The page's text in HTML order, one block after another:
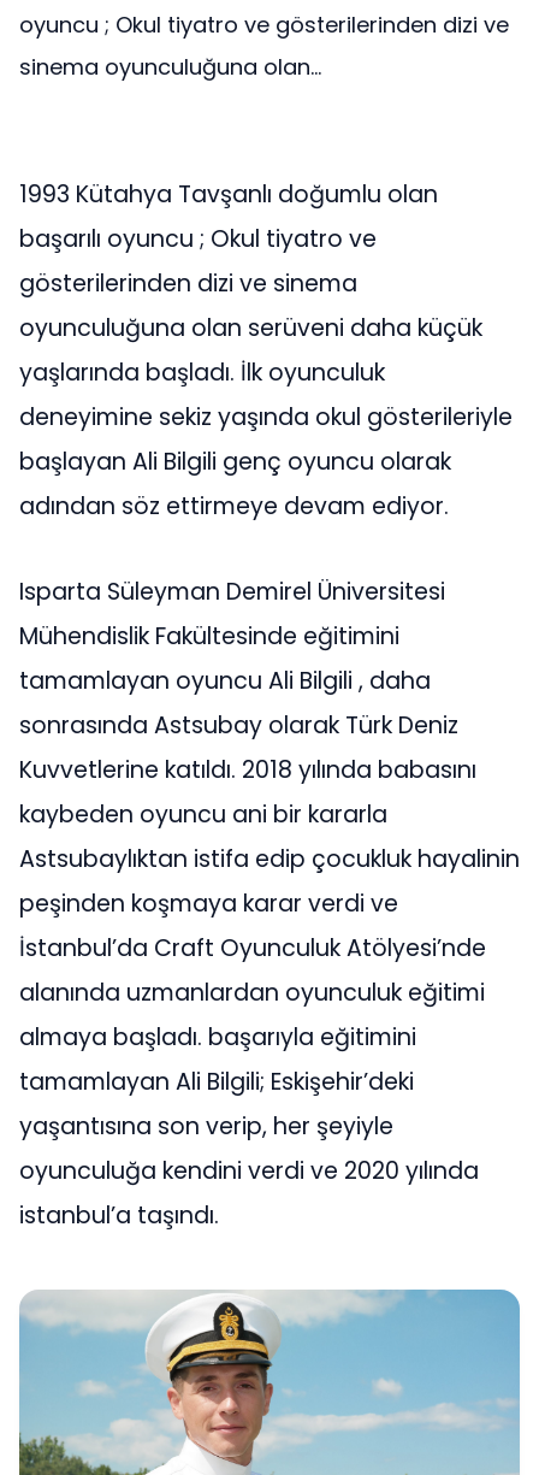
oyuncu ; Okul tiyatro ve gösterilerinden dizi ve
sinema oyunculuğuna olan...
1993 Kütahya Tavşanlı doğumlu olan
başarılı oyuncu ; Okul tiyatro ve
gösterilerinden dizi ve sinema
oyunculuğuna olan serüveni daha küçük
yaşlarında başladı. İlk oyunculuk
deneyimine sekiz yaşında okul gösterileriyle
başlayan Ali Bilgili genç oyuncu olarak
adından söz ettirmeye devam ediyor.
Isparta Süleyman Demirel Üniversitesi
Mühendislik Fakültesinde eğitimini
tamamlayan oyuncu Ali Bilgili , daha
sonrasında Astsubay olarak Türk Deniz
Kuvvetlerine katıldı. 2018 yılında babasını
kaybeden oyuncu ani bir kararla
Astsubaylıktan istifa edip çocukluk hayalinin
peşinden koşmaya karar verdi ve
İstanbul’da Craft Oyunculuk Atölyesi’nde
alanında uzmanlardan oyunculuk eğitimi
almaya başladı. başarıyla eğitimini
tamamlayan Ali Bilgili; Eskişehir’deki
yaşantısına son verip, her şeyiyle
oyunculuğa kendini verdi ve 2020 yılında
istanbul’a taşındı.